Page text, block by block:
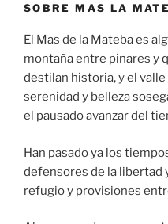
SOBRE MAS LA
El Mas de la Mateba es
montaña entre pinares y
destilan historia, y el
serenidad y belleza
el pausado avanzar del
Han pasado ya los
defensores de la libertad
refugio y provisiones